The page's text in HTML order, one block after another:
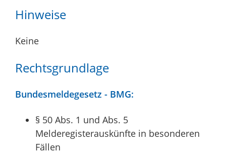
Hinweise
Keine
Rechtsgrundlage
Bundesmeldegesetz - BMG:
§ 50 Abs. 1 und Abs. 5
Melderegisterauskünfte in besonderen
Fällen